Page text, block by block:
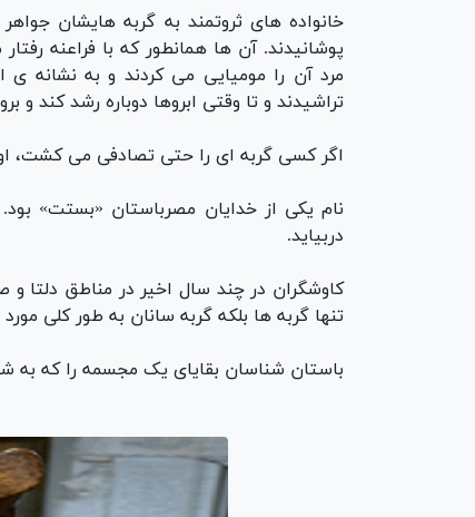
خانواده های ثروتمند به گربه هایشان
پوشانیدند. آن ها همانطور که با فراعنه
مرد آن را مومیایی می کردند و به نشانه ی
تراشیدند و تا وقتی ابروها دوباره رشد کند و
اگر کسی گربه ای را حتی تصادفی می کشت،
نام یکی از خدایان مصرباستان «بستت»
دربیاید.
کاوشگران در چند سال اخیر در مناطق دلتا
تنها گربه ها بلکه گربه سانان به طور کلی
باستان شناسان بقایای یک مجسمه را که